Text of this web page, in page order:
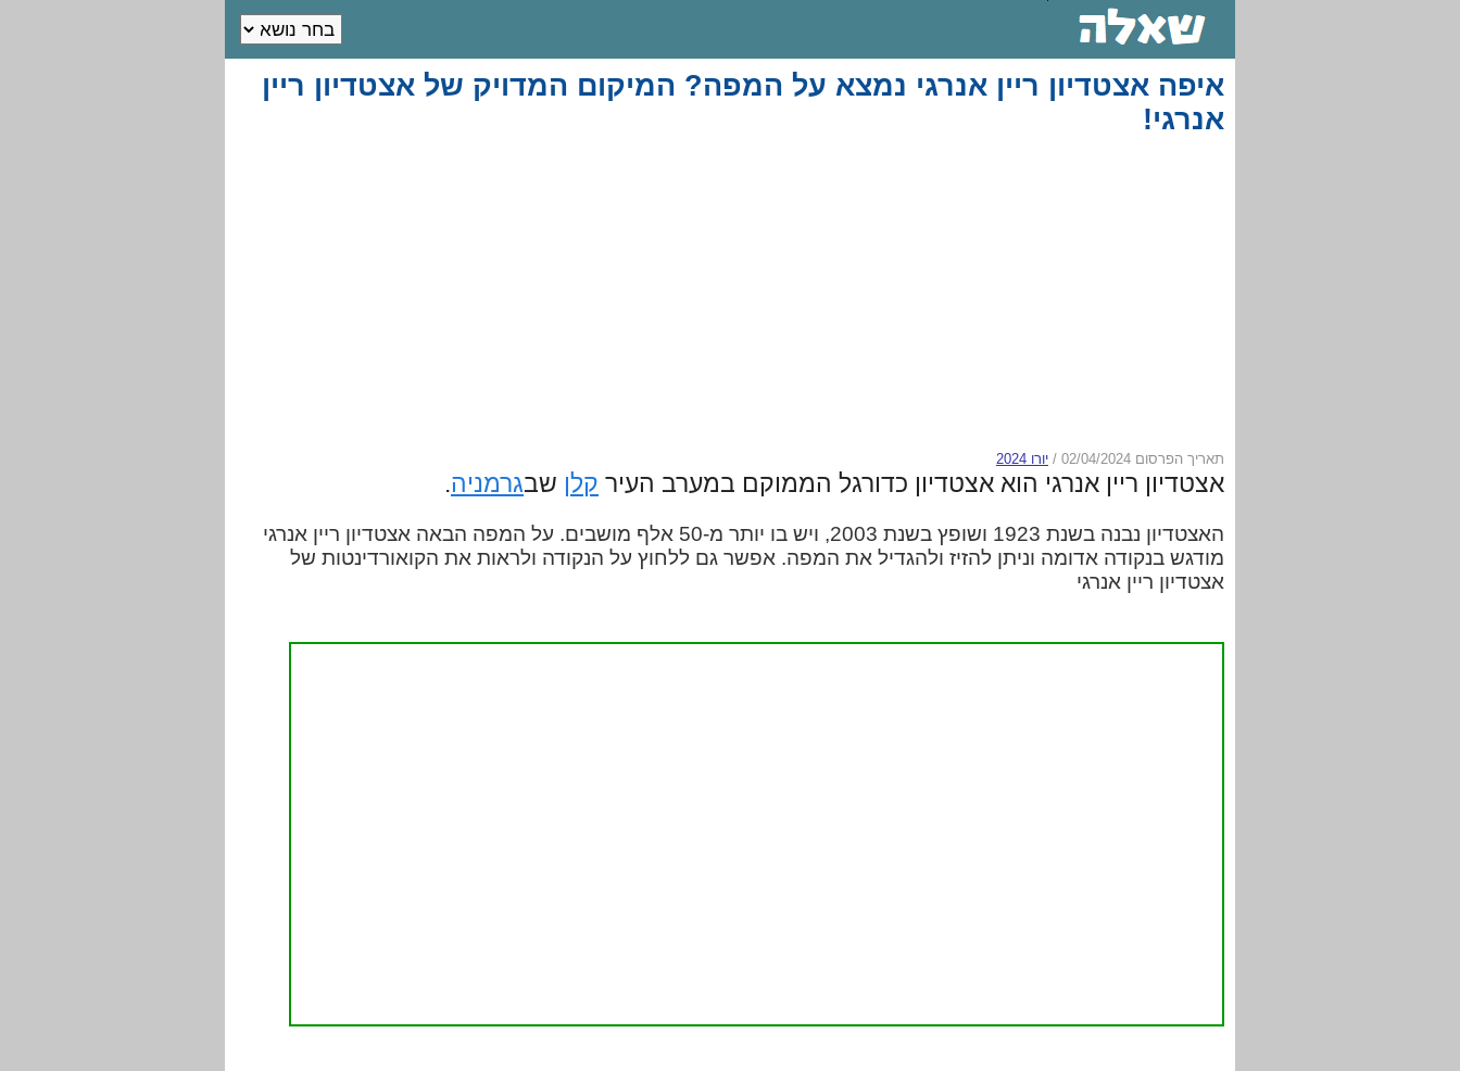
איפה אצטדיון ריין אנרגי נמצא על המפה? המיקום המדויק של אצטדיון ריין
אנרגי!
תאריך הפרסום 02/04/2024 / יורו 2024
אצטדיון ריין אנרגי הוא אצטדיון כדורגל הממוקם במערב העיר קלן שבגרמניה.
האצטדיון נבנה בשנת 1923 ושופץ בשנת 2003, ויש בו יותר מ-50 אלף מושבים. על המפה הבאה אצטדיון ריין אנרגי
מודגש בנקודה אדומה וניתן להזיז ולהגדיל את המפה. אפשר גם ללחוץ על הנקודה ולראות את הקואורדינטות של
אצטדיון ריין אנרגי